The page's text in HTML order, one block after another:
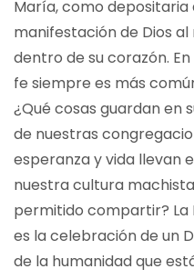
María, como
manifestación de Dios
dentro de su corazón.
fe siempre es más
¿Qué cosas guardan en
de nuestras
esperanza y vida llevan
nuestra cultura
permitido compartir? La
es la celebración de un
de la humanidad que